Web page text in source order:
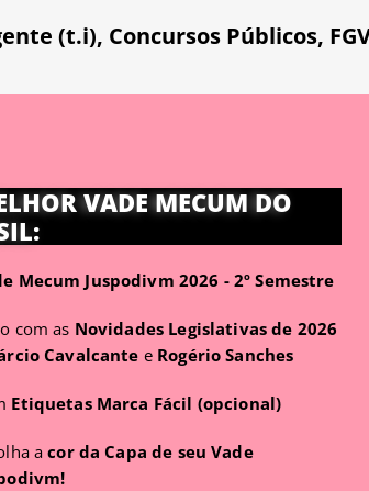
(t.i), Concursos Públicos,
VADE MECUM DO
Mecum Juspodivm 2026 - 2º Semestre
com as Novidades Legislativas de 2026
Cavalcante e Rogério Sanches
Etiquetas Marca Fácil (opcional)
acor da Capa de seu Vade